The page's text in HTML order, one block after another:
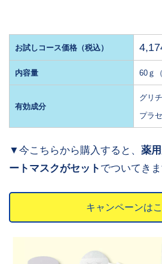
お試しコース価格（税込）
内容量 60ｇ
有効成分
グリ
プラ
▼今こちらから購入すると、薬
ートマスクがセット でついてきま
キャンペーンは